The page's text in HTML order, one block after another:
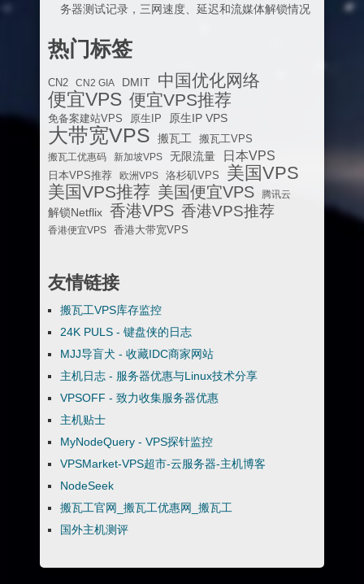
务器测试记录，三网速度、延迟和流媒体解锁情况
热门标签
CN2 CN2 GIA DMIT 中国优化网络
便宜VPS 便宜VPS推荐
免备案建站VPS 原生IP 原生IP VPS
大带宽VPS 搬瓦工
搬瓦工VPS
搬瓦工优惠码
新加坡VPS 无限流量 日本VPS
日本VPS推荐 欧洲VPS 洛杉矶VPS 美国VPS
美国VPS推荐 美国便宜VPS 腾讯云
解锁Netflix 香港VPS 香港VPS推荐
香港便宜VPS 香港大带宽VPS
友情链接
搬瓦工VPS库存监控
24K PULS - 键盘侠的日志
MJJ导盲犬 - 收藏IDC商家网站
主机日志 - 服务器优惠与Linux技术分享
VPSOFF - 致力收集服务器优惠
主机贴士
MyNodeQuery - VPS探针监控
VPSMarket-VPS超市-云服务器-主机博客
NodeSeek
搬瓦工官网_搬瓦工优惠网_搬瓦工
国外主机测评